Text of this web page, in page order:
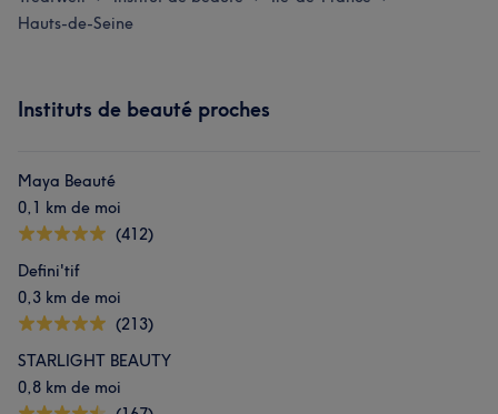
Hauts-de-Seine
Instituts de beauté proches
Maya Beauté
0,1 km de moi
(412)
Defini'tif
0,3 km de moi
(213)
STARLIGHT BEAUTY
0,8 km de moi